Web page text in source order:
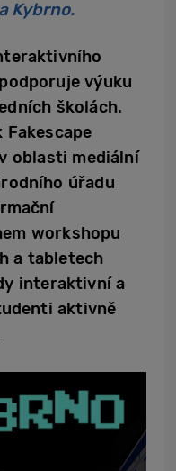
Kybrno.
výuku
školách.
oblasti mediální
úřadu
workshopu
a tabletech
interaktivní a
aktivně